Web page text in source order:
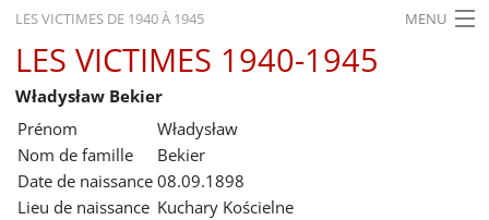
LES VICTIMES DE 1940 À 1945 MENU
ACCUEIL
ACTUALITÉS
EXPOSITIONS
HISTORIQUE
LES VICTIMES 1940-1945
Władysław Bekier
Prénom
Władysław
Nom de famille
Bekier
Date de naissance 08.09.1898
Lieu de naissance Kuchary Kościelne